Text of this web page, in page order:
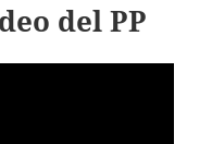
del PP